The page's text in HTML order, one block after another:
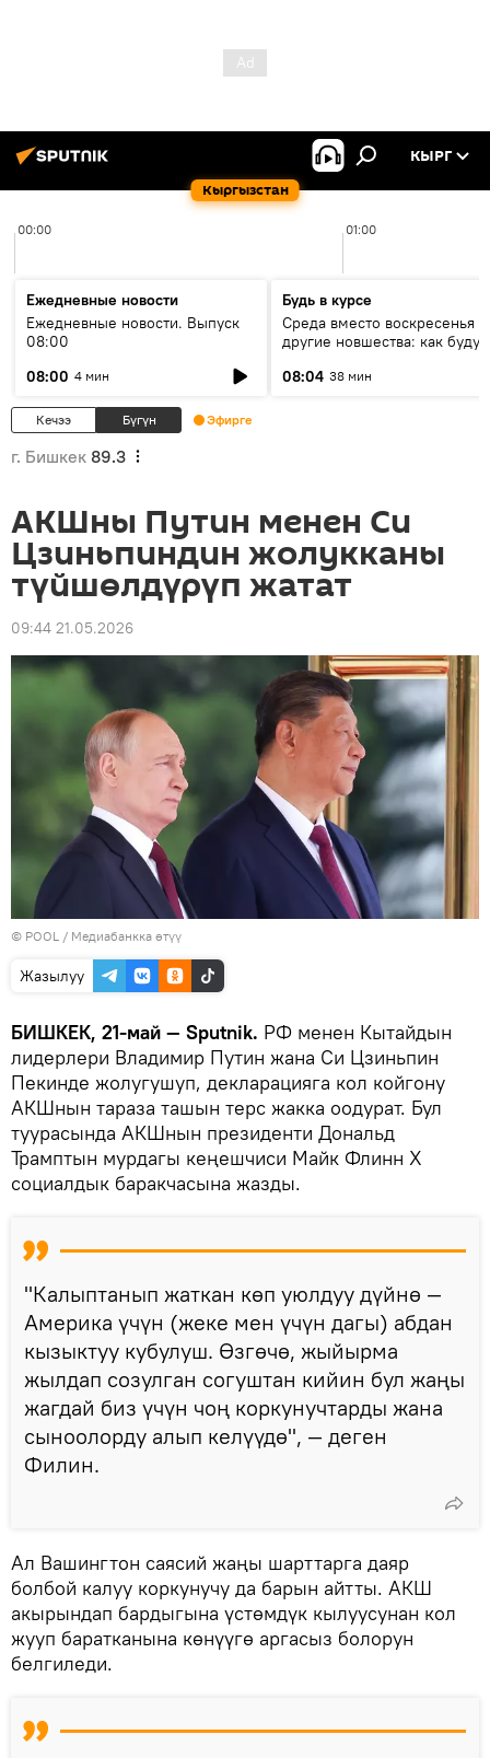
Кыргызстан
КЫРГ
00:00 01:00
Ежедневные новости
Ежедневные новости. Выпуск
08:00
08:00 4 мин
Будь в курсе
Среда вместо воскресенья и
другие новшества: как будут
08:04 38 мин
Кечээ Бүгүн Эфирге
г. Бишкек 89.3
АКШны Путин менен Си
Цзиньпиндин жолукканы
түйшөлдүрүп жатат
09:44 21.05.2026
© POOL / Медиабанкка өтүү
Жазылуу
БИШКЕК, 21-май — Sputnik. РФ менен Кытайдын
лидерлери Владимир Путин жана Си Цзиньпин
Пекинде жолугушуп, декларацияга кол койгону
АКШнын тараза ташын терс жакка оодурат. Бул
туурасында АКШнын президенти Дональд
Трамптын мурдагы кеңешчиси Майк Флинн X
социалдык баракчасына жазды.
"Калыптанып жаткан көп уюлдуу дүйнө —
Америка үчүн (жеке мен үчүн дагы) абдан
кызыктуу кубулуш. Өзгөчө, жыйырма
жылдап созулган согуштан кийин бул жаңы
жагдай биз үчүн чоң коркунучтарды жана
сыноолорду алып келүүдө", — деген
Филин.
Ал Вашингтон саясий жаңы шарттарга даяр
болбой калуу коркунучу да барын айтты. АКШ
акырындап бардыгына үстөмдүк кылуусунан кол
жууп баратканына көнүүгө аргасыз болорун
белгиледи.